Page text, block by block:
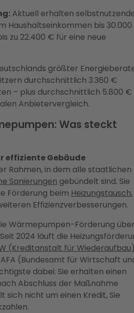
Aktuell erhalten
Haushaltseinkommen bis
zu 22.400 € für eine neue
größter
durchschnittlich 3.360 €
– plus durchschnittlich 5.800 €
Anbietervergleich.
Was steckt
effiziente Gebäude
Rahmen, in dem alle staatlichen
Sanierungen gebündelt sind. Sie
Förderung beim Heizungstausch
Effizienzverbesserungen.
Wärmepumpen-Förderung
2024 läuft die
(Kreditanstalt für
(Bundesamt für Wirtschaft
dabei: Sie erhalten einen
Abschluss der Maßnahme
sich nicht um einen Kredit, Sie